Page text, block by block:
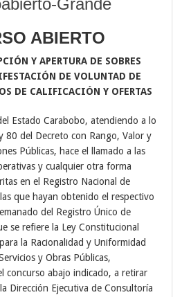
ABIERTO
Y APERTURA DE SOBRES
DE VOLUNTAD DE
DE CALIFICACIÓN Y OFERTAS
Estado Carabobo, atendiendo a lo
80 del Decreto con Rango, Valor y
Públicas, hace el llamado a las
y cualquier otra forma
en el Registro Nacional de
que hayan obtenido el respectivo
del Registro Único de
se refiere la Ley Constitucional
la Racionalidad y Uniformidad
y Obras Públicas,
concurso abajo indicado, a retirar
Dirección Ejecutiva de Consultoría